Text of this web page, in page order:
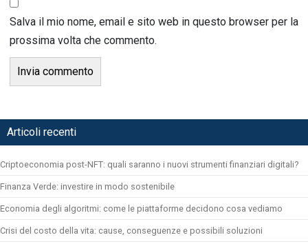
Salva il mio nome, email e sito web in questo browser per la
prossima volta che commento.
Articoli recenti
Criptoeconomia post-NFT: quali saranno i nuovi strumenti finanziari digitali?
Finanza Verde: investire in modo sostenibile
Economia degli algoritmi: come le piattaforme decidono cosa vediamo
Crisi del costo della vita: cause, conseguenze e possibili soluzioni